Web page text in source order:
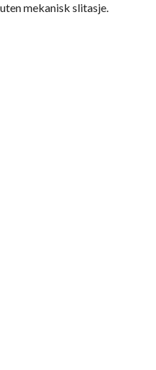
mekanisk slitasje.